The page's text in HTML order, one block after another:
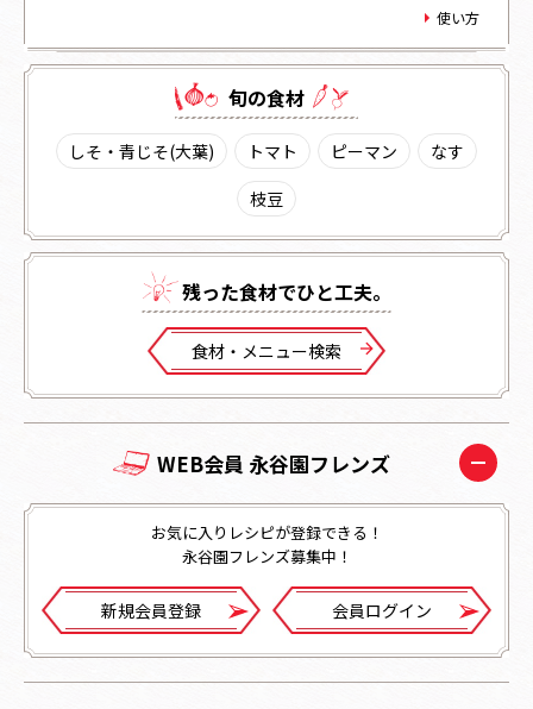
使い方
旬の⾷材
しそ・青じそ(大葉) トマト ピーマン
なす
枝豆
残った⾷材でひと⼯夫。
⾷材・メニュー検索
WEB会員 永谷園フレンズ
お気に入りレシピが登録できる！
永谷園フレンズ募集中！
新規会員登録 会員ログイン